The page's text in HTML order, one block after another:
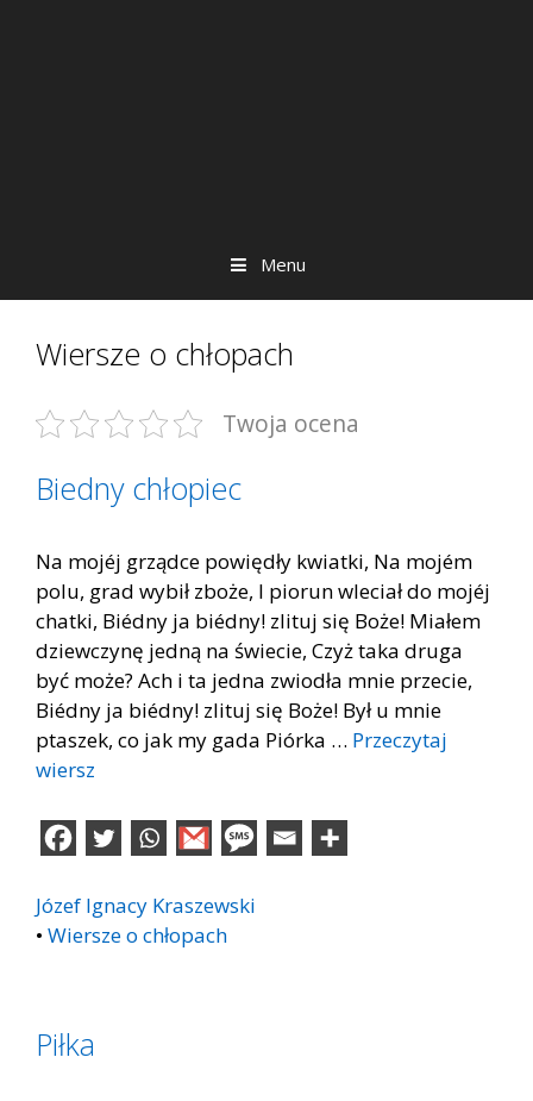
Menu
Wiersze o chłopach
Twoja ocena
Biedny chłopiec
Na mojéj grządce powiędły kwiatki, Na mojém
polu, grad wybił zboże, I piorun wleciał do mojéj
chatki, Biédny ja biédny! zlituj się Boże! Miałem
dziewczynę jedną na świecie, Czyż taka druga
być może? Ach i ta jedna zwiodła mnie przecie,
Biédny ja biédny! zlituj się Boże! Był u mnie
ptaszek, co jak my gada Piórka … Przeczytaj
wiersz
Józef Ignacy Kraszewski
• Wiersze o chłopach
Piłka